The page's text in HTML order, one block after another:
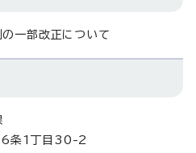
一部改正について
条1丁目30-2